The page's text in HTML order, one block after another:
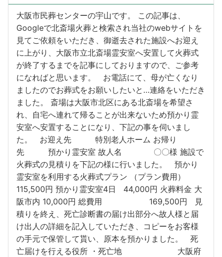
大阪市民葬センターの宇山です。 この記事は、
Googleで北斎場火葬と検索され当社のwebサイトを
見てご依頼をいただき、御逝去された施設へお迎え
に上がり、大阪市立北斎場霊安室へ安置して火葬式
が終了するまでを記事にしておりますので、ご参考
になればと思います。 お電話にて、母が亡くなり
ましたのでお葬式をお願いしたいと…連絡をいただき
ました。 斎場は大阪市北区にある北斎場を希望さ
れ、自宅へ連れて帰ることが出来ないため預かり霊
安室へ安置することになり、下記の事を伺いまし
た。 お迎え先 特別老人ホーム お帰り
先 預かり霊安室 故人名 〇〇様 施設で
火葬式の見積りを下記の様に行いました。 預かり
霊安室を利用する火葬式プラン （プラン費用）
115,500円 預かり霊安室4日 44,000円 火葬料金 大
阪市内 10,000円 総費用 169,500円 見
積りを終え、死亡診断書の届け出部分へ故人様と届
け出人の詳細を記入していただき、コピーをお客様
の手元で保管して貰い、原本を預かりました。 死
亡届けを行える役所 ・死亡地 大阪府